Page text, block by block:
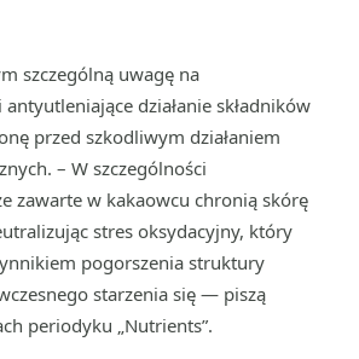
szczególną uwagę na
działanie składników
przed szkodliwym działaniem
– W szczególności
zawarte w kakaowcu chronią skórę
stres oksydacyjny, który
pogorszenia struktury
starzenia się — piszą
periodyku „Nutrients”.